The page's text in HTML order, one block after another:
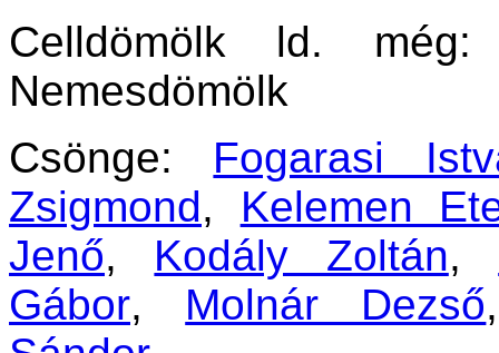
Celldömölk ld.
Nemesdömölk
Csönge: Fogarasi
Zsigmond, Kelemen
Jenő, Kodály Zoltán,
Gábor, Molnár Dezső